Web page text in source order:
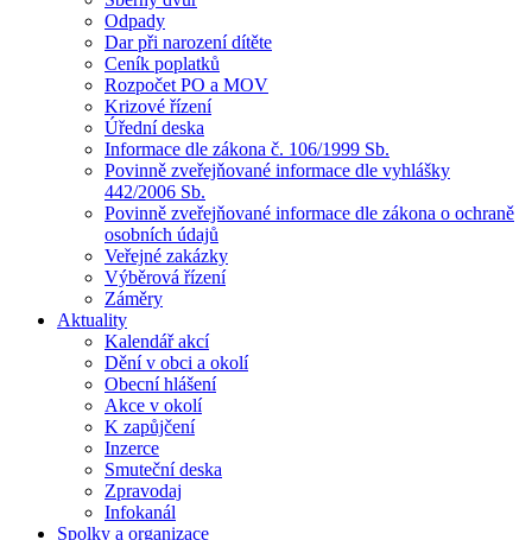
Odpady
Dar při narození dítěte
Ceník poplatků
Rozpočet PO a MOV
Krizové řízení
Úřední deska
Informace dle zákona č. 106/1999 Sb.
Povinně zveřejňované informace dle vyhlášky
442/2006 Sb.
Povinně zveřejňované informace dle zákona o ochraně
osobních údajů
Veřejné zakázky
Výběrová řízení
Záměry
Aktuality
Kalendář akcí
Dění v obci a okolí
Obecní hlášení
Akce v okolí
K zapůjčení
Inzerce
Smuteční deska
Zpravodaj
Infokanál
Spolky a organizace